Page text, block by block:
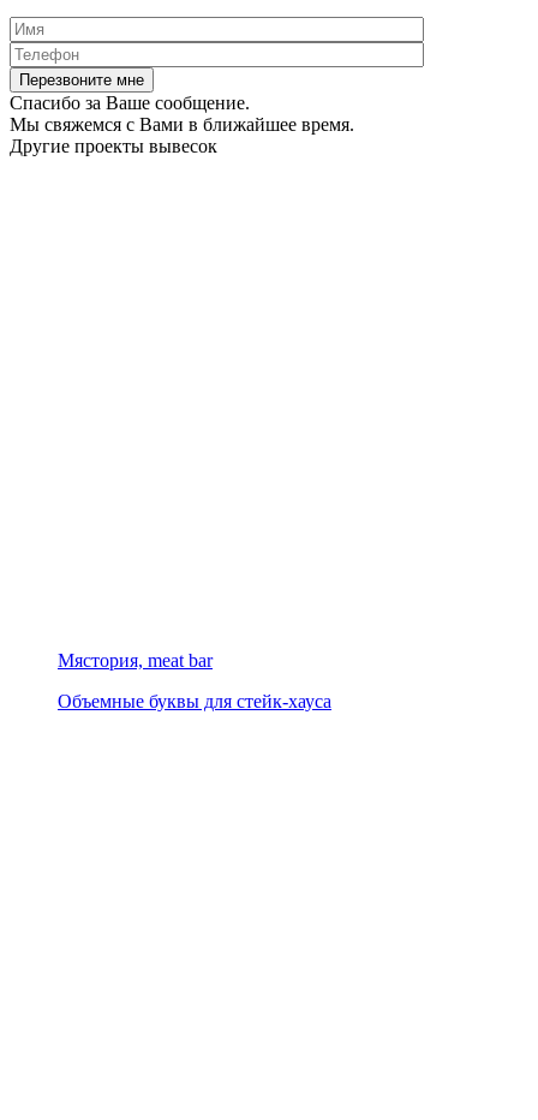
Спасибо за Ваше сообщение.
Мы свяжемся с Вами в ближайшее время.
Другие проекты вывесок
Мястория, meat bar
Объемные буквы для стейк-хауса